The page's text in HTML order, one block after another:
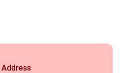
Address